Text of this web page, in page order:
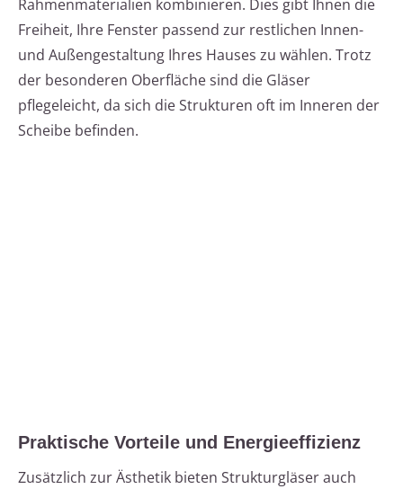
Rahmenmaterialien kombinieren. Dies gibt Ihnen die
Freiheit, Ihre Fenster passend zur restlichen Innen-
und Außengestaltung Ihres Hauses zu wählen. Trotz
der besonderen Oberfläche sind die Gläser
pflegeleicht, da sich die Strukturen oft im Inneren der
Scheibe befinden.
Praktische Vorteile und Energieeffizienz
Zusätzlich zur Ästhetik bieten Strukturgläser auch